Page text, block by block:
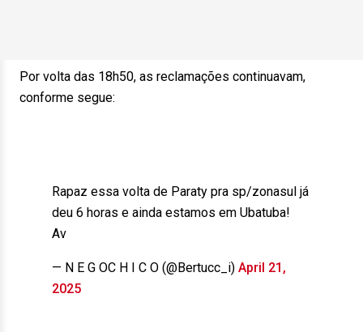
Por volta das 18h50, as reclamações continuavam,
conforme segue:
Rapaz essa volta de Paraty pra sp/zonasul já
deu 6 horas e ainda estamos em Ubatuba!
Av
— N E G OC H I C O (@Bertucc_i) April 21,
2025